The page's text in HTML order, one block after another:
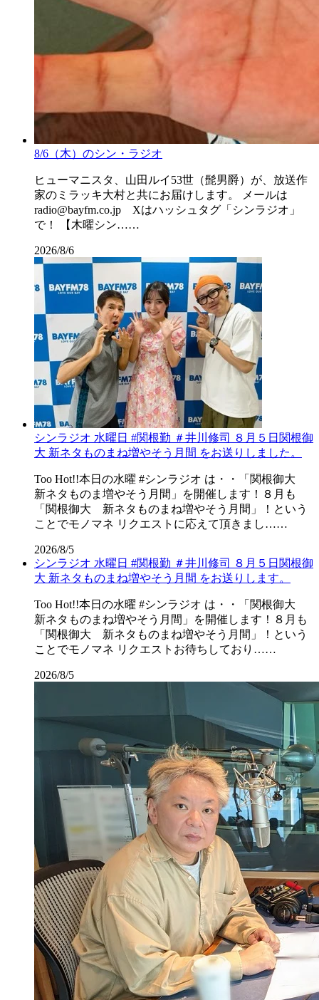
8/6（木）のシン・ラジオ
ヒューマニスタ、山田ルイ53世（髭男爵）が、放送作
家のミラッキ大村と共にお届けします。 メールは
radio@bayfm.co.jp Xはハッシュタグ「シンラジオ」
で！ 【木曜シン……
2026/8/6
シンラジオ 水曜日 #関根勤 ＃井川修司 ８月５日関根御
大 新ネタものまね増やそう月間 をお送りしました。
Too Hot!!本日の水曜 #シンラジオ は・・「関根御大
新ネタものま増やそう月間」を開催します！８月も
「関根御大 新ネタものまね増やそう月間」！という
ことでモノマネ リクエストに応えて頂きまし……
2026/8/5
シンラジオ 水曜日 #関根勤 ＃井川修司 ８月５日関根御
大 新ネタものまね増やそう月間 をお送りします。
Too Hot!!本日の水曜 #シンラジオ は・・「関根御大
新ネタものまね増やそう月間」を開催します！８月も
「関根御大 新ネタものまね増やそう月間」！という
ことでモノマネ リクエストお待ちしており……
2026/8/5